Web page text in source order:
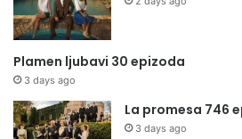
Plamen ljubavi 30 epizoda
3 days ago
La promesa 746
3 days ago